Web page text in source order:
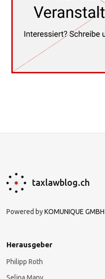
taxlawblog.ch
Powered byKOMUNIQUE GMBH
Herausgeber
Philipp Roth